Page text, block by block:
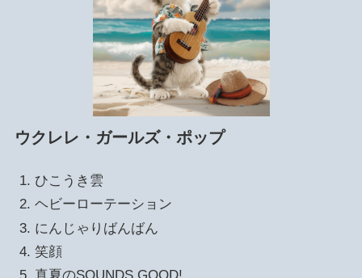
ウクレレ・ガールズ・ポップ
ひこうき雲
ヘビーローテーション
にんじゃりばんばん
笑顔